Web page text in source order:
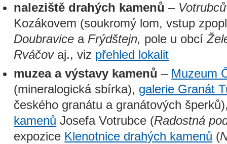
naleziště drahých kamenů –
Kozákovem (soukromý lom, vstup
Doubravice a Frýdštejn, pole u obcí
Rváčovaj., viz přehled lokalit
muzea a výstavy kamenů – Muzeum
(mineralogická sbírka), galerie Granát
českého granátu a granátových
kamenů Josefa Votrubce (Radostná
expozice Klenotnice drahých kamenů (